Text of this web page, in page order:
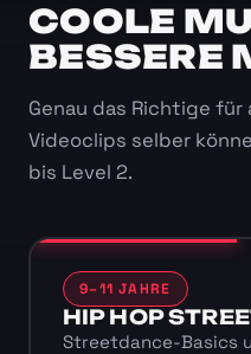
COOLE
BESSERE
Genau das Richtige für
Videoclips selber
bis Level 2.
9–11 JAHRE
HIP HOP
Streetdance-Basics